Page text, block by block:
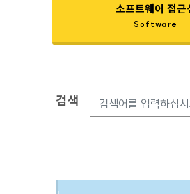
소프트웨어 접근
Software
검색옵션
검색